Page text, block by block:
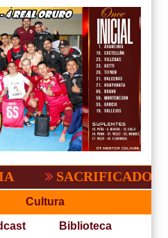
SACRIFICADO
Cultura
Biblioteca